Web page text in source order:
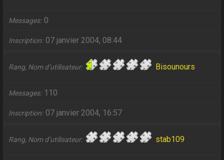
Messages 0
Inscription 07 janvier 2004, 08:44
Rang, Nom d’utilisateur Bisounours
Messages 110
Inscription 07 janvier 2004, 16:57
Rang, Nom d’utilisateur stab109